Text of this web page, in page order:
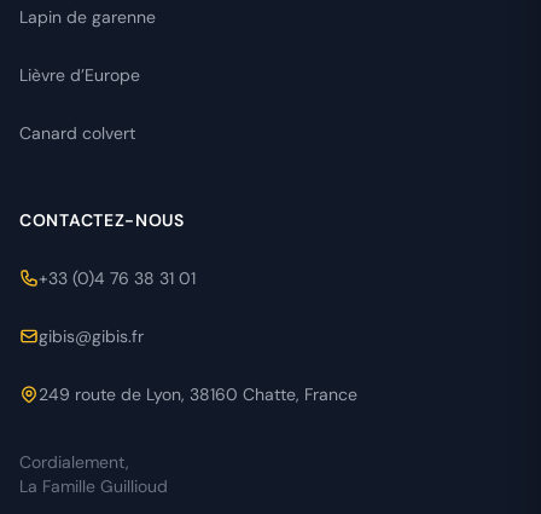
Lapin de garenne
Lièvre d’Europe
Canard colvert
CONTACTEZ-NOUS
+33 (0)4 76 38 31 01
gibis@gibis.fr
249 route de Lyon, 38160 Chatte, France
Cordialement,
La Famille Guillioud